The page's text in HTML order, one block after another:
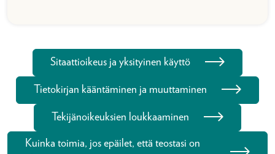
Sitaattioikeus ja yksityinen käyttö
Tietokirjan kääntäminen ja muuttaminen
Tekijänoikeuksien loukkaaminen
Kuinka toimia, jos epäilet, että teostasi on